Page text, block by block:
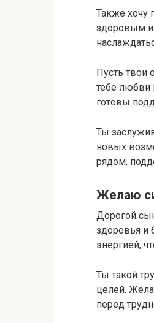
Также хочу
здоровым и
Пусть твои
тебе любви
готовы
Ты
новых
рядом,
Желаю
Дорогой
здоровья и
энергией,
Ты такой
целей.
перед